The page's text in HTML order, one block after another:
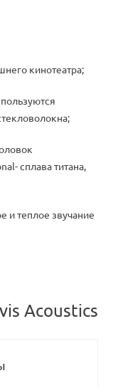
кинотеатра;
сплава титана,
и теплое звучание
Acoustics